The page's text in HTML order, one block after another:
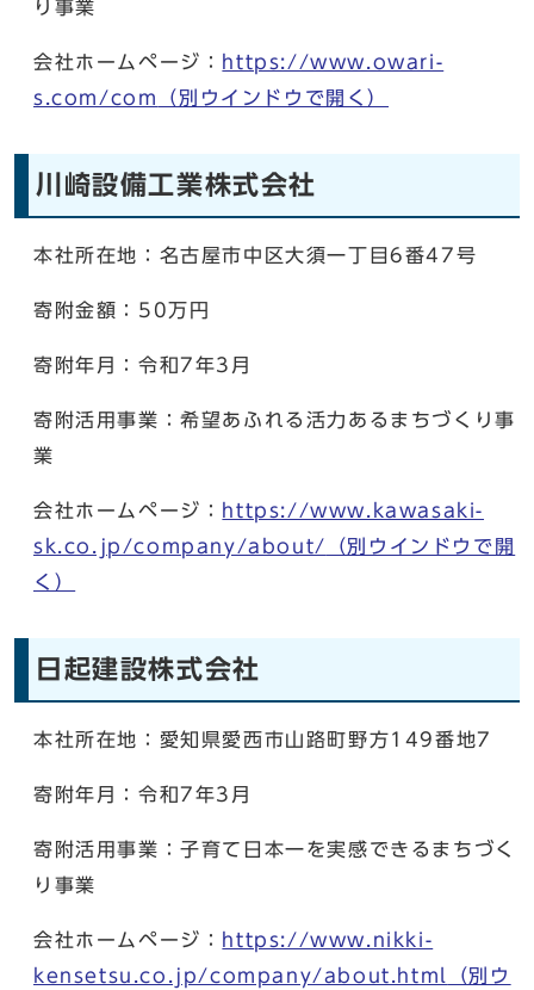
り事業
会社ホームページ： https://www.owari-
s.com/com
（別ウインドウで開く）
川崎設備工業株式会社
本社所在地：名古屋市中区大須一丁目6番47号
寄附金額：50万円
寄附年月：令和7年3月
寄附活用事業：希望あふれる活力あるまちづくり事
業
会社ホームページ： https://www.kawasaki-
sk.co.jp/company/about/
（別ウインドウで開
く）
日起建設株式会社
本社所在地：愛知県愛西市山路町野方149番地7
寄附年月：令和7年3月
寄附活用事業：子育て日本一を実感できるまちづく
り事業
会社ホームページ： https://www.nikki-
kensetsu.co.jp/company/about.html
（別ウ